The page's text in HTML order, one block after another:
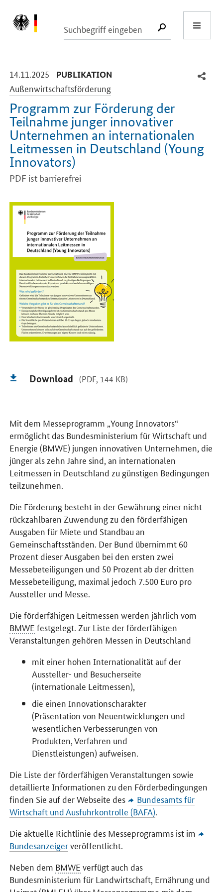
SUCHE
14.11.2025 -
PUBLIKATION
Außenwirtschaftsförderung
Programm zur Förderung der
Teilnahme junger innovativer
Unternehmen an internationalen
Leitmessen in Deutschland (Young
Innovators)
PDF ist barrierefrei
Download (PDF, 144 KB)
Mit dem Messeprogramm „Young Innovators“
ermöglicht das Bundesministerium für Wirtschaft und
Energie (BMWE) jungen innovativen Unternehmen, die
jünger als zehn Jahre sind, an internationalen
Leitmessen in Deutschland zu günstigen Bedingungen
teilzunehmen.
Die Förderung besteht in der Gewährung einer nicht
rückzahlbaren Zuwendung zu den förderfähigen
Ausgaben für Miete und Standbau an
Gemeinschaftsständen. Der Bund übernimmt 60
Prozent dieser Ausgaben bei den ersten zwei
Messebeteiligungen und 50 Prozent ab der dritten
Messebeteiligung, maximal jedoch 7.500 Euro pro
Aussteller und Messe.
Die förderfähigen Leitmessen werden jährlich vom
BMWE festgelegt. Zur Liste der förderfähigen
Veranstaltungen gehören Messen in Deutschland
mit einer hohen Internationalität auf der
Aussteller- und Besucherseite
(internationale Leitmessen),
die einen Innovationscharakter
(Präsentation von Neuentwicklungen und
wesentlichen Verbesserungen von
Produkten, Verfahren und
Dienstleistungen) aufweisen.
Die Liste der förderfähigen Veranstaltungen sowie
detaillierte Informationen zu den Förderbedingungen
finden Sie auf der Webseite des
Bundesamts für
Wirtschaft und Ausfuhrkontrolle (BAFA).
Die aktuelle Richtlinie des Messeprogramms ist im
Bundesanzeigerveröffentlicht.
Neben dem BMWE verfügt auch das
Bundesministerium für Landwirtschaft, Ernährung und